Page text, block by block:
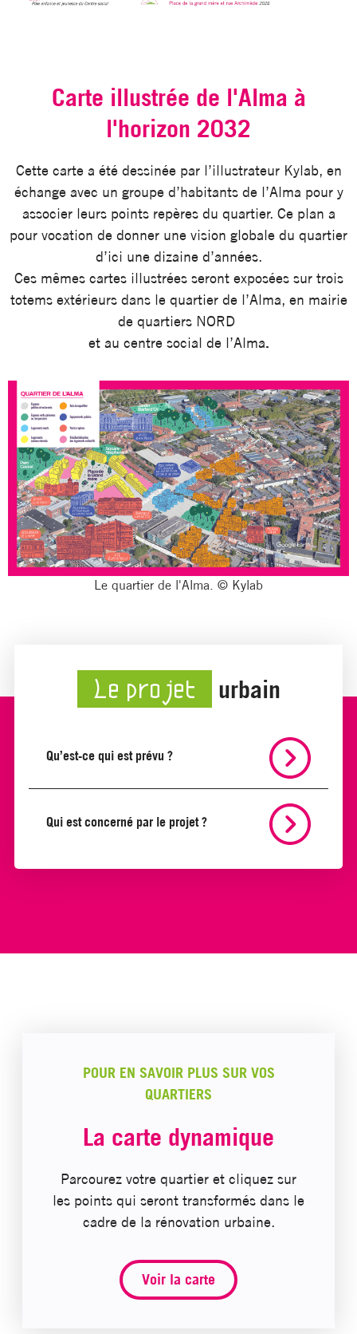
Carte illustrée de l'Alma à
l'horizon 2032
Cette carte a été dessinée par l’illustrateur Kylab, en
échange avec un groupe d’habitants de l’Alma pour y
associer leurs points repères du quartier. Ce plan a
pour vocation de donner une vision globale du quartier
d’ici une dizaine d’années.
Ces mêmes cartes illustrées seront exposées sur trois
totems extérieurs dans le quartier de l’Alma, en mairie
de quartiers NORD
et au centre social de l’Alma.
Le quartier de l'Alma. © Kylab
Le projet urbain
Qu’est-ce qui est prévu ?
Qui est concerné par le projet ?
POUR EN SAVOIR PLUS SUR VOS
QUARTIERS
La carte dynamique
Parcourez votre quartier et cliquez sur
les points qui seront transformés dans le
cadre de la rénovation urbaine.
Voir la carte